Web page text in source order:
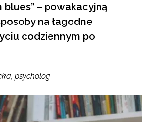
blues” – powakacyjną
na łagodne
codziennym po
psycholog